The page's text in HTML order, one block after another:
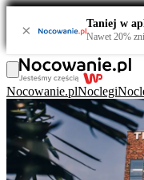
× Taniej w
Nawet 20%
Nocowanie.plNoclegi